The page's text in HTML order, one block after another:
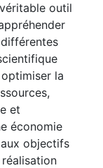
outil
différentes
la
et
économie
objectifs